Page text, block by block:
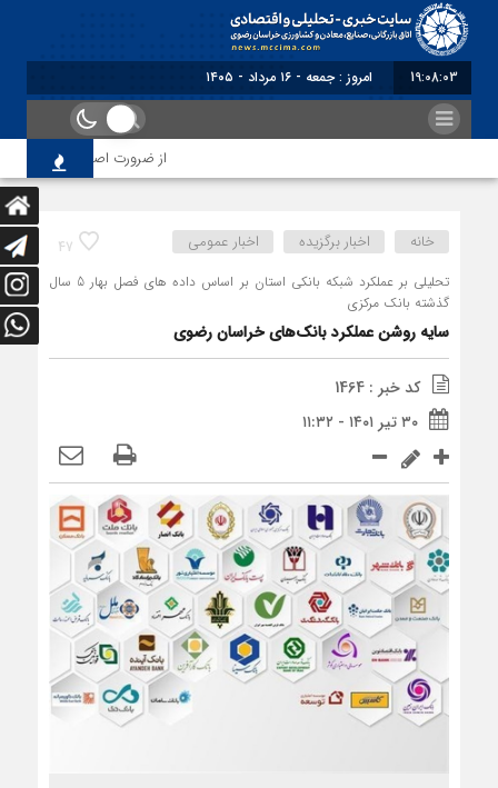
19:08:03 برابر با : Friday - 7 August - 2026
از ضرورت اصلاح رویه‌های
47 خانه اخبار برگزیده اخبار عمومی
تحلیلی بر عملکرد شبکه بانکی استان بر اساس داده های فصل بهار 5 سال
گذشته بانک مرکزی
سایه روشن عملکرد بانک‌های خراسان رضوی
کد خبر : 1464
۳۰ تیر ۱۴۰۱ - ۱۱:۳۲